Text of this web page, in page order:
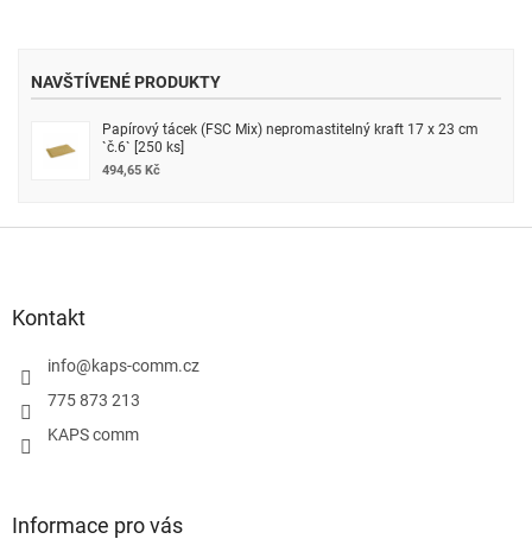
NAVŠTÍVENÉ PRODUKTY
Papírový tácek (FSC Mix) nepromastitelný kraft 17 x 23 cm
`č.6` [250 ks]
494,65 Kč
Kontakt
info@kaps-comm.cz
775 873 213
KAPS comm
Informace pro vás